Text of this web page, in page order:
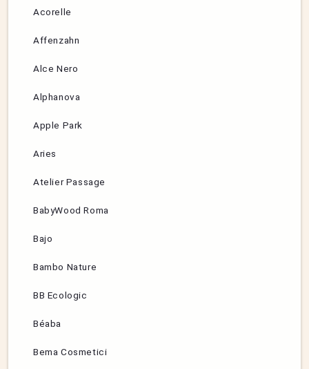
Acorelle
Affenzahn
Alce Nero
Alphanova
Apple Park
Aries
Atelier Passage
BabyWood Roma
Bajo
Bambo Nature
BB Ecologic
Béaba
Bema Cosmetici